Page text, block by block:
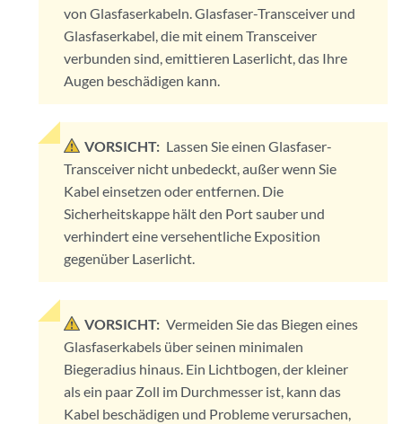
von Glasfaserkabeln. Glasfaser-Transceiver und
Glasfaserkabel, die mit einem Transceiver
verbunden sind, emittieren Laserlicht, das Ihre
Augen beschädigen kann.
VORSICHT: Lassen Sie einen Glasfaser-
Transceiver nicht unbedeckt, außer wenn Sie
Kabel einsetzen oder entfernen. Die
Sicherheitskappe hält den Port sauber und
verhindert eine versehentliche Exposition
gegenüber Laserlicht.
VORSICHT: Vermeiden Sie das Biegen eines
Glasfaserkabels über seinen minimalen
Biegeradius hinaus. Ein Lichtbogen, der kleiner
als ein paar Zoll im Durchmesser ist, kann das
Kabel beschädigen und Probleme verursachen,